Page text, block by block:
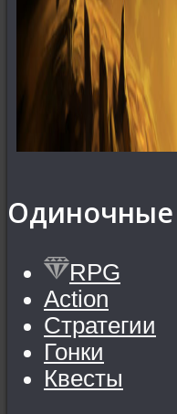
RPG
Action
Стратегии
Гонки
Квесты